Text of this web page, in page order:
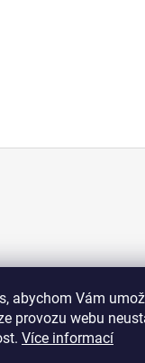
abychom Vám
provozu webu
Více informací